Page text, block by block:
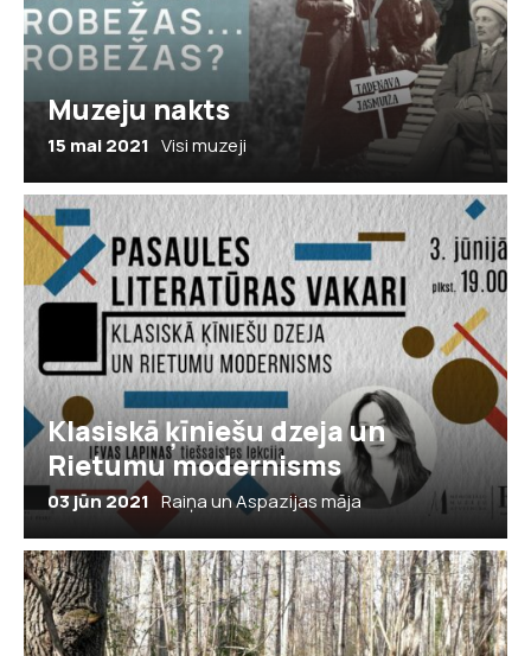
Muzeju nakts
15 mai 2021 Visi muzeji
Klasiskā ķīniešu dzeja un
Rietumu modernisms
03 jūn 2021 Raiņa un Aspazijas māja